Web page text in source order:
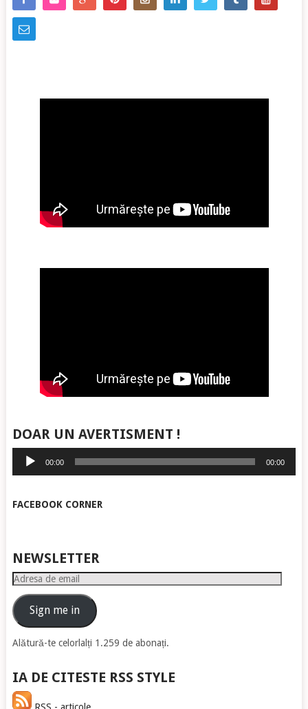
DOAR UN AVERTISMENT !
Player
audio
00:00 00:00
FACEBOOK CORNER
NEWSLETTER
Adresa
emailSign me in
Alătură-te celorlalți 1.259 de abonați.
IA DE CITESTE RSS STYLE